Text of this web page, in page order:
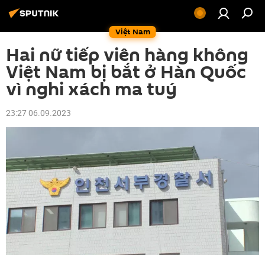
Việt Nam
Hai nữ tiếp viên hàng không
Việt Nam bị bắt ở Hàn Quốc
vì nghi xách ma tuý
23:27 06.09.2023